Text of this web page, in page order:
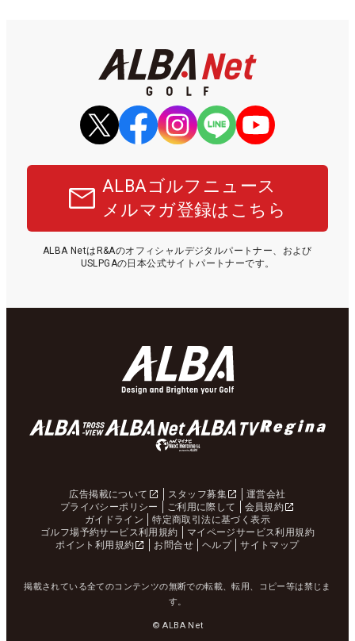
ALBAゴルフニュース
メルマガ登録はこちら
ALBA NetはR&Aのオフィシャルデジタルパートナー、および
USLPGAの日本公式サイトパートナーです。
広告掲載について スタッフ募集
運営会社
プライバシーポリシー
ご利用に際して
会員規約
ガイドライン
特定商取引法に基づく表示
ゴルフ場予約サービス利用規約
マイページサービス利用規約
ポイント利用規約
お問合せ ヘルプ サイトマップ
掲載されている全てのコンテンツの無断での転載、転用、コピー等は禁じま
す。
© ALBA Net